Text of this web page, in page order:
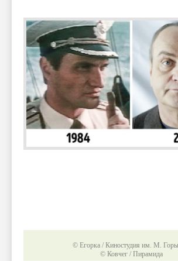
© Егорка / Киностудия им. М.
© Ковчег / Пирамида